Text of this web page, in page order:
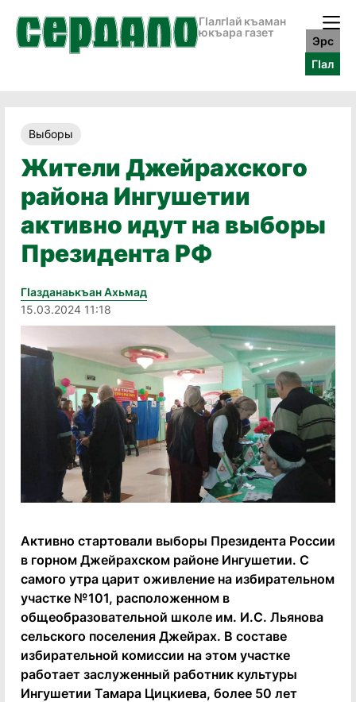
ГӀалгӀай къаман
юкъара газет
Эрс
ГӀал
Выборы
Жители Джейрахского
района Ингушетии
активно идут на выборы
Президента РФ
Гӏазданаькъан Ахьмад
15.03.2024 11:18
Активно стартовали выборы Президента России
в горном Джейрахском районе Ингушетии. С
самого утра царит оживление на избирательном
участке №101, расположенном в
общеобразовательной школе им. И.С. Льянова
сельского поселения Джейрах. В составе
избирательной комиссии на этом участке
работает заслуженный работник культуры
Ингушетии Тамара Цицкиева, более 50 лет